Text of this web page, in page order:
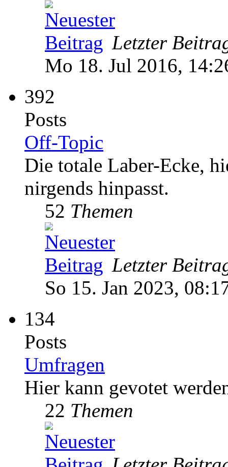
Letzter
Mo 18. Jul 2016,
392
Posts
Off-Topic
Die totale Laber-Ecke,
nirgends hinpasst.
52 Themen
Letzter
So 15. Jan 2023,
134
Posts
Umfragen
Hier kann gevotet
22 Themen